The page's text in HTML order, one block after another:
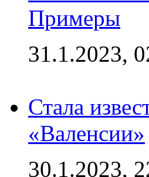
Примеры
31.1.2023,
Стала
«Валенсии»
30.1.2023,